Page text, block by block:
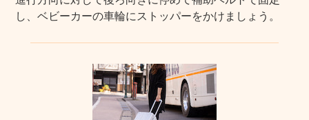
し、ベビーカーの車輪にストッパーをかけましょう。